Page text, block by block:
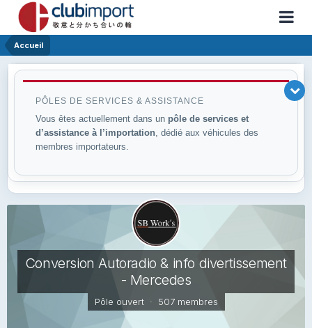
Accueil
PÔLES DE SERVICES & ASSISTANCE
Vous êtes actuellement dans un pôle de services et
d’assistance à l’importation, dédié aux véhicules des
membres importateurs.
Conversion Autoradio & info divertissement
- Mercedes
Pôle ouvert · 507 membres